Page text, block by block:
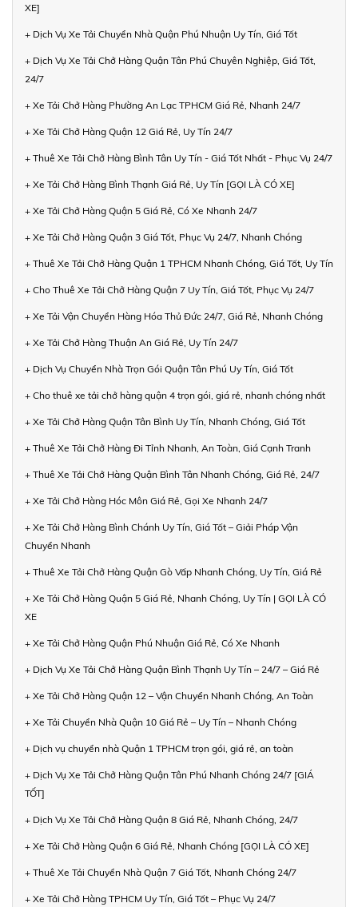
XE]
+ Dịch Vụ Xe Tải Chuyển Nhà Quận Phú Nhuận Uy Tín, Giá Tốt
+ Dịch Vụ Xe Tải Chở Hàng Quận Tân Phú Chuyên Nghiệp, Giá Tốt,
24/7
+ Xe Tải Chở Hàng Phường An Lạc TPHCM Giá Rẻ, Nhanh 24/7
+ Xe Tải Chở Hàng Quận 12 Giá Rẻ, Uy Tín 24/7
+ Thuê Xe Tải Chở Hàng Bình Tân Uy Tín - Giá Tốt Nhất - Phục Vụ 24/7
+ Xe Tải Chở Hàng Bình Thạnh Giá Rẻ, Uy Tín [GỌI LÀ CÓ XE]
+ Xe Tải Chở Hàng Quận 5 Giá Rẻ, Có Xe Nhanh 24/7
+ Xe Tải Chở Hàng Quận 3 Giá Tốt, Phục Vụ 24/7, Nhanh Chóng
+ Thuê Xe Tải Chở Hàng Quận 1 TPHCM Nhanh Chóng, Giá Tốt, Uy Tín
+ Cho Thuê Xe Tải Chở Hàng Quận 7 Uy Tín, Giá Tốt, Phục Vụ 24/7
+ Xe Tải Vận Chuyển Hàng Hóa Thủ Đức 24/7, Giá Rẻ, Nhanh Chóng
+ Xe Tải Chở Hàng Thuận An Giá Rẻ, Uy Tín 24/7
+ Dịch Vụ Chuyển Nhà Trọn Gói Quận Tân Phú Uy Tín, Giá Tốt
+ Cho thuê xe tải chở hàng quận 4 trọn gói, giá rẻ, nhanh chóng nhất
+ Xe Tải Chở Hàng Quận Tân Bình Uy Tín, Nhanh Chóng, Giá Tốt
+ Thuê Xe Tải Chở Hàng Đi Tỉnh Nhanh, An Toàn, Giá Cạnh Tranh
+ Thuê Xe Tải Chở Hàng Quận Bình Tân Nhanh Chóng, Giá Rẻ, 24/7
+ Xe Tải Chở Hàng Hóc Môn Giá Rẻ, Gọi Xe Nhanh 24/7
+ Xe Tải Chở Hàng Bình Chánh Uy Tín, Giá Tốt – Giải Pháp Vận
Chuyển Nhanh
+ Thuê Xe Tải Chở Hàng Quận Gò Vấp Nhanh Chóng, Uy Tín, Giá Rẻ
+ Xe Tải Chở Hàng Quận 5 Giá Rẻ, Nhanh Chóng, Uy Tín | GỌI LÀ CÓ
XE
+ Xe Tải Chở Hàng Quận Phú Nhuận Giá Rẻ, Có Xe Nhanh
+ Dịch Vụ Xe Tải Chở Hàng Quận Bình Thạnh Uy Tín – 24/7 – Giá Rẻ
+ Xe Tải Chở Hàng Quận 12 – Vận Chuyển Nhanh Chóng, An Toàn
+ Xe Tải Chuyển Nhà Quận 10 Giá Rẻ – Uy Tín – Nhanh Chóng
+ Dịch vụ chuyển nhà Quận 1 TPHCM trọn gói, giá rẻ, an toàn
+ Dịch Vụ Xe Tải Chở Hàng Quận Tân Phú Nhanh Chóng 24/7 [GIÁ
TỐT]
+ Dịch Vụ Xe Tải Chở Hàng Quận 8 Giá Rẻ, Nhanh Chóng, 24/7
+ Xe Tải Chở Hàng Quận 6 Giá Rẻ, Nhanh Chóng [GỌI LÀ CÓ XE]
+ Thuê Xe Tải Chuyển Nhà Quận 7 Giá Tốt, Nhanh Chóng 24/7
+ Xe Tải Chở Hàng TPHCM Uy Tín, Giá Tốt – Phục Vụ 24/7